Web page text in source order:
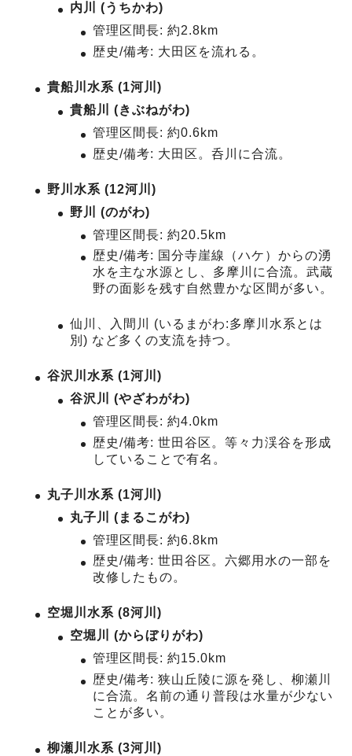
内川 (うちかわ)
管理区間長: 約2.8km
歴史/備考: 大田区を流れる。
貴船川水系 (1河川)
貴船川 (きぶねがわ)
管理区間長: 約0.6km
歴史/備考: 大田区。呑川に合流。
野川水系 (12河川)
野川 (のがわ)
管理区間長: 約20.5km
歴史/備考: 国分寺崖線（ハケ）からの湧
水を主な水源とし、多摩川に合流。武蔵
野の面影を残す自然豊かな区間が多い。
仙川、入間川 (いるまがわ:多摩川水系とは
別) など多くの支流を持つ。
谷沢川水系 (1河川)
谷沢川 (やざわがわ)
管理区間長: 約4.0km
歴史/備考: 世田谷区。等々力渓谷を形成
していることで有名。
丸子川水系 (1河川)
丸子川 (まるこがわ)
管理区間長: 約6.8km
歴史/備考: 世田谷区。六郷用水の一部を
改修したもの。
空堀川水系 (8河川)
空堀川 (からぼりがわ)
管理区間長: 約15.0km
歴史/備考: 狭山丘陵に源を発し、柳瀬川
に合流。名前の通り普段は水量が少ない
ことが多い。
柳瀬川水系 (3河川)